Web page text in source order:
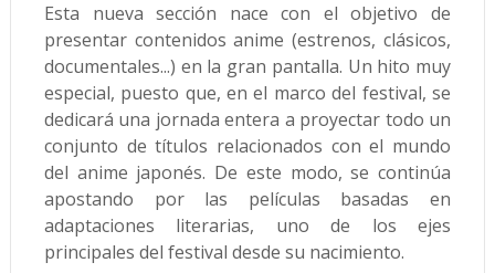
Esta nueva sección nace con el objetivo de
presentar contenidos anime (estrenos, clásicos,
documentales...) en la gran pantalla. Un hito muy
especial, puesto que, en el marco del festival, se
dedicará una jornada entera a proyectar todo un
conjunto de títulos relacionados con el mundo
del anime japonés. De este modo, se continúa
apostando por las películas basadas en
adaptaciones literarias, uno de los ejes
principales del festival desde su nacimiento.